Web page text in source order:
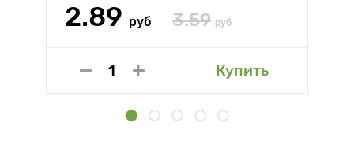
2.89 руб 3.59 руб
Купить